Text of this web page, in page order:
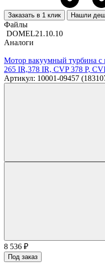
Заказать в 1 клик Нашли
Файлы
DOMEL21.10.10
Аналоги
Мотор вакуумный турбина
265 IR,378 IR, CVP 378 P,
Артикул: 10001-09457
8 536 ₽
Под заказ